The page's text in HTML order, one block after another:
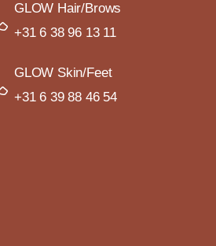
GLOW Hair/Brows
+31 6 38 96 13 11
GLOW Skin/Feet
+31 6 39 88 46 54